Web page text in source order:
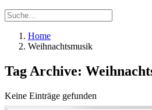
Home
Weihnachtsmusik
Tag Archive:
Keine Einträge gefunden